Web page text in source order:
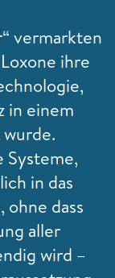
vermarkten
ihre
in einem
Systeme,
in das
dass
aller
wird –